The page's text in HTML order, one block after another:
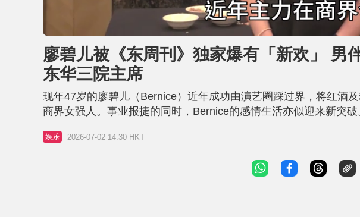
n
u
e
L
o
d
:
7
%
廖碧儿被《东周刊》独家爆有「新欢」 男
东华三院主席
现年47岁的廖碧儿（Bernice）近年成功由演艺圈踩过界，将红酒
商界女强人。事业报捷的同时，Bernice的感情生活亦似迎来新突
熟稳重男士同行。两人在名人饭堂外等车时，男方对一直以英语
醒她注意石壆安全，尽显绅士风度。随后，二人双双乘车驶入私隐
娱乐 2026-07-02 14:30 HKT